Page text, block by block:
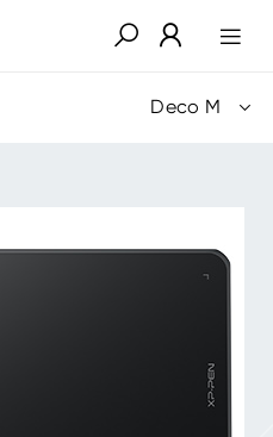
Deco M